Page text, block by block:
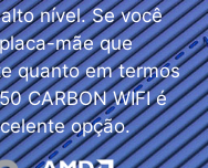
nível. Se você
mãe que
quanto em termos
CARBON WIFI é
opção.